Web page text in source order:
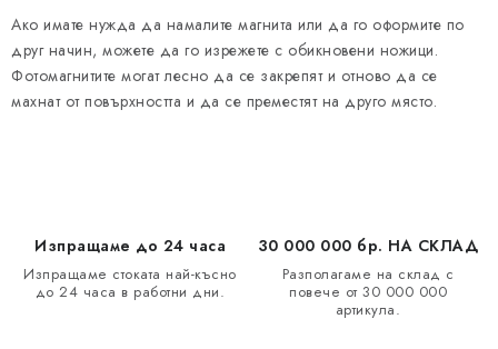
я
в
а
н
Ако имате нужда да намалите магнита или да го оформите по
друг начин, можете да го изрежете с обикновени ножици.
Фотомагнитите могат лесно да се закрепят и отново да се
махнат от повърхността и да се преместят на друго място.
Изпращаме до 24 часа
Изпращаме стоката най-късно
до 24 часа в работни дни.
30 000 000 бр. НА СКЛАД
Разполагаме на склад с
повече от 30 000 000
артикула.